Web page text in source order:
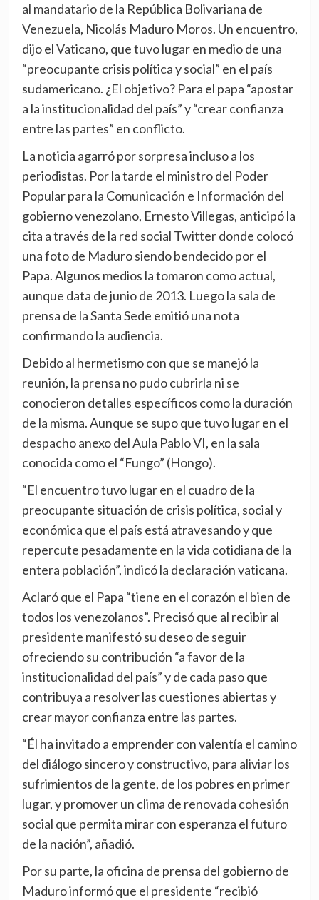
al mandatario de la República Bolivariana de
Venezuela, Nicolás Maduro Moros. Un encuentro,
dijo el Vaticano, que tuvo lugar en medio de una
“preocupante crisis política y social” en el país
sudamericano. ¿El objetivo? Para el papa “apostar
a la institucionalidad del país” y “crear confianza
entre las partes” en conflicto.
La noticia agarró por sorpresa incluso a los
periodistas. Por la tarde el ministro del Poder
Popular para la Comunicación e Información del
gobierno venezolano, Ernesto Villegas, anticipó la
cita a través de la red social Twitter donde colocó
una foto de Maduro siendo bendecido por el
Papa. Algunos medios la tomaron como actual,
aunque data de junio de 2013. Luego la sala de
prensa de la Santa Sede emitió una nota
confirmando la audiencia.
Debido al hermetismo con que se manejó la
reunión, la prensa no pudo cubrirla ni se
conocieron detalles específicos como la duración
de la misma. Aunque se supo que tuvo lugar en el
despacho anexo del Aula Pablo VI, en la sala
conocida como el “Fungo” (Hongo).
“El encuentro tuvo lugar en el cuadro de la
preocupante situación de crisis política, social y
económica que el país está atravesando y que
repercute pesadamente en la vida cotidiana de la
entera población”, indicó la declaración vaticana.
Aclaró que el Papa “tiene en el corazón el bien de
todos los venezolanos”. Precisó que al recibir al
presidente manifestó su deseo de seguir
ofreciendo su contribución “a favor de la
institucionalidad del país” y de cada paso que
contribuya a resolver las cuestiones abiertas y
crear mayor confianza entre las partes.
“Él ha invitado a emprender con valentía el camino
del diálogo sincero y constructivo, para aliviar los
sufrimientos de la gente, de los pobres en primer
lugar, y promover un clima de renovada cohesión
social que permita mirar con esperanza el futuro
de la nación”, añadió.
Por su parte, la oficina de prensa del gobierno de
Maduro informó que el presidente “recibió